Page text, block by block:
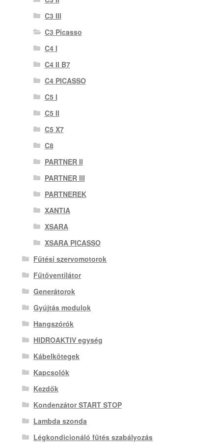
C3 III
C3 Picasso
C4 I
C4 II B7
C4 PICASSO
C5 I
C5 II
C5 X7
C8
PARTNER II
PARTNER III
PARTNEREK
XANTIA
XSARA
XSARA PICASSO
Fűtési szervomotorok
Fűtőventilátor
Generátorok
Gyújtás modulok
Hangszórók
HIDROAKTIV egység
Kábelkötegek
Kapcsolók
Kezdők
Kondenzátor START STOP
Lambda szonda
Légkondicionáló fűtés szabályozás